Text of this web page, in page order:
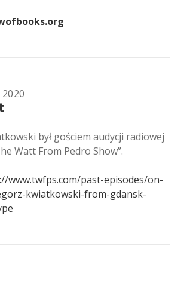
był gościem audycji radiowej
Watt From Pedro Show”.
www.twfps.com/past-episodes/on-
kwiatkowski-from-gdansk-